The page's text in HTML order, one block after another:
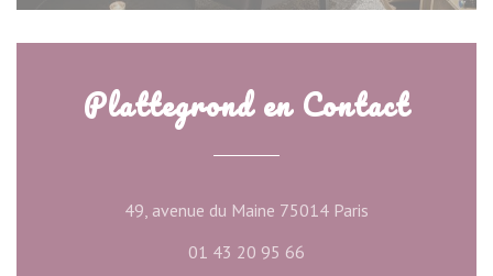
Plattegrond en Contact
49, avenue du Maine 75014 Paris
01 43 20 95 66